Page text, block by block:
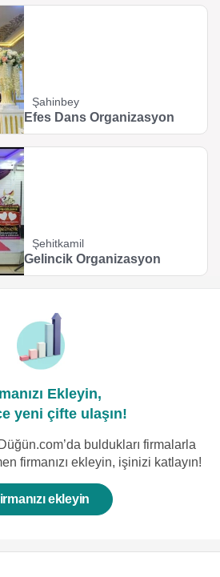
Şahinbey
Efes Dans Organizasyon
Şehitkamil
Gelincik Organizasyon
Ekleyin,
yeni çifte ulaşın!
buldukları firmalarla
firmanızı ekleyin, işinizi katlayın!
ekleyin